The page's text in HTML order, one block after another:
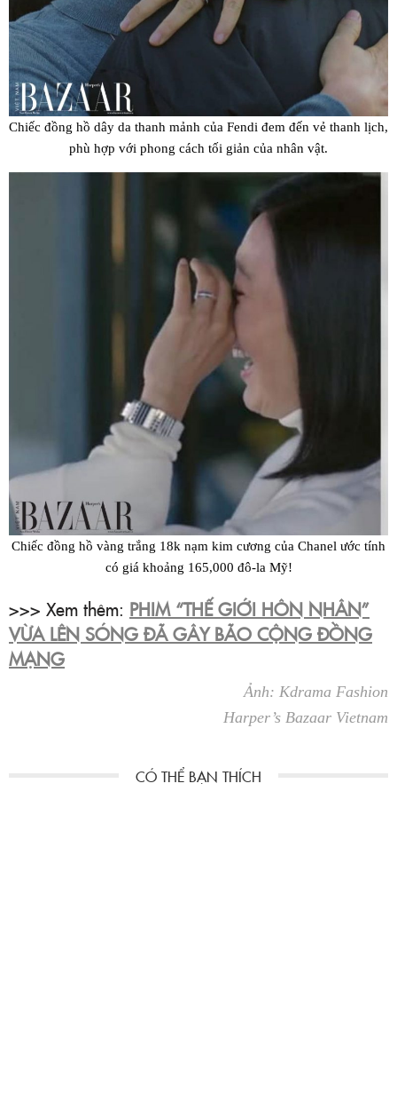
Chiếc đồng hồ dây da thanh mảnh của Fendi đem đến vẻ thanh lịch,
phù hợp với phong cách tối giản của nhân vật.
Chiếc đồng hồ vàng trắng 18k nạm kim cương của Chanel ước tính
có giá khoảng 165,000 đô-la Mỹ!
>>> Xem thêm: PHIM “THẾ GIỚI HÔN NHÂN”
VỪA LÊN SÓNG ĐÃ GÂY BÃO CỘNG ĐỒNG
MẠNG
Ảnh: Kdrama Fashion
Harper’s Bazaar Vietnam